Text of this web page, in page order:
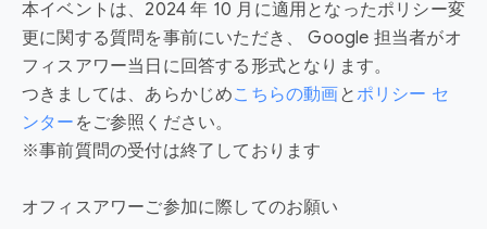
本イベントは、2024 年 10 月に適用となったポリシー変
更に関する質問を事前にいただき、 Google 担当者がオ
フィスアワー当日に回答する形式となります。
つきましては、あらかじめこちらの動画とポリシー セ
ンター をご参照ください。
※事前質問の受付は終了しております
オフィスアワーご参加に際してのお願い